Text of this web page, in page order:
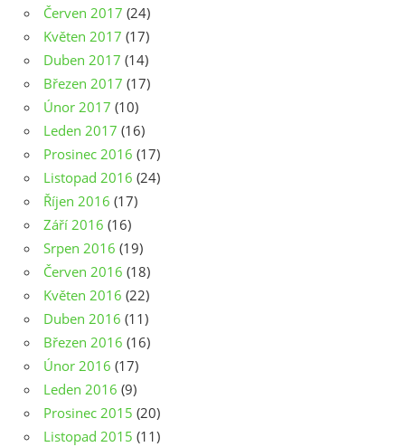
Červen 2017 (24)
Květen 2017 (17)
Duben 2017 (14)
Březen 2017 (17)
Únor 2017 (10)
Leden 2017 (16)
Prosinec 2016 (17)
Listopad 2016 (24)
Říjen 2016 (17)
Září 2016 (16)
Srpen 2016 (19)
Červen 2016 (18)
Květen 2016 (22)
Duben 2016 (11)
Březen 2016 (16)
Únor 2016 (17)
Leden 2016 (9)
Prosinec 2015 (20)
Listopad 2015 (11)